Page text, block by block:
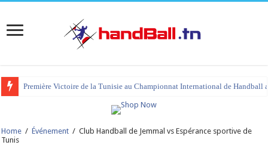
Première Victoire de la Tunisie au Championnat International de Handball
Home / Événement / Club Handball de Jemmal vs Espérance sportive de
Tunis